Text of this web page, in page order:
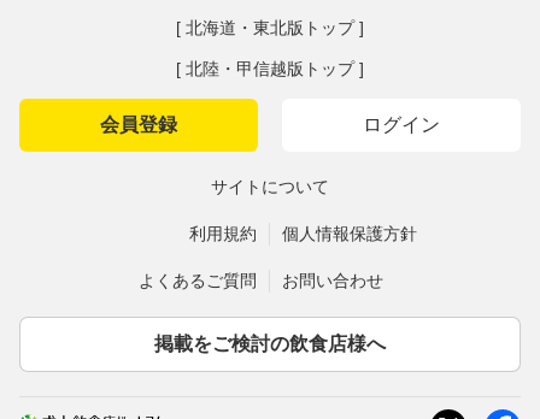
[ 北海道・東北版トップ ]
[ 北陸・甲信越版トップ ]
会員登録 ログイン
サイトについて
利用規約 個人情報保護方針
よくあるご質問 お問い合わせ
掲載をご検討の飲食店様へ